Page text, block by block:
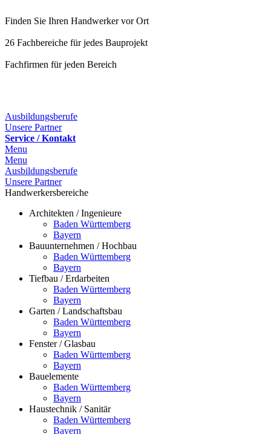
Finden Sie Ihren Handwerker vor Ort
26 Fachbereiche für jedes Bauprojekt
Fachfirmen für jeden Bereich
Ausbildungsberufe
Unsere Partner
Service / Kontakt
Menu
Menu
Ausbildungsberufe
Unsere Partner
Handwerkersbereiche
Architekten / Ingenieure
Baden Württemberg
Bayern
Bauunternehmen / Hochbau
Baden Württemberg
Bayern
Tiefbau / Erdarbeiten
Baden Württemberg
Bayern
Garten / Landschaftsbau
Baden Württemberg
Bayern
Fenster / Glasbau
Baden Württemberg
Bayern
Bauelemente
Baden Württemberg
Bayern
Haustechnik / Sanitär
Baden Württemberg
Bayern